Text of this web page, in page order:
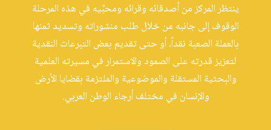
ينتظر المركز من أصدقائه وقرائه ومحبِّيه في هذه المرحلة
الوقوف إلى جانبه من خلال طلب منشوراته وتسديد ثمنها
بالعملة الصعبة نقداً، أو حتى تقديم بعض التبرعات النقدية
لتعزيز قدرته على الصمود والاستمرار في مسيرته العلمية
والبحثية المستقلة والموضوعية والملتزمة بقضايا الأرض
والإنسان في مختلف أرجاء الوطن العربي.